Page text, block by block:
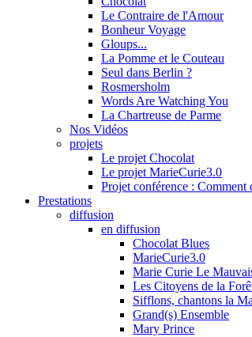
Le Contraire de l'Amour
Bonheur Voyage
Gloups...
La Pomme et le Couteau
Seul dans Berlin ?
Rosmersholm
Words Are Watching You
La Chartreuse de Parme
Nos Vidéos
projets
Le projet Chocolat
Le projet MarieCurie3.0
Projet conférence : Comment
Prestations
diffusion
en diffusion
Chocolat Blues
MarieCurie3.0
Marie Curie Le
Les Citoyens de la
Sifflons, chantons la
Grand(s) Ensemble
Mary Prince